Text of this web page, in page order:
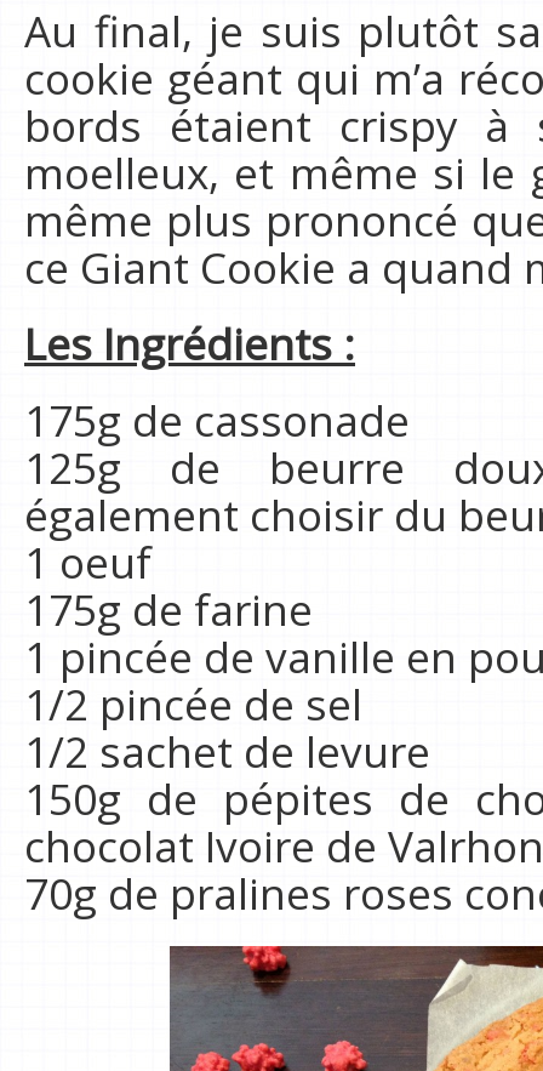
Au final, je suis plutôt
cookie géant qui m’a
bords étaient crispy
moelleux, et même si
même plus prononcé
ce Giant Cookie a
Les Ingrédients :
175g de cassonade
125g de beurre
également choisir du
1 oeuf
175g de farine
1 pincée de vanille en
1/2 pincée de sel
1/2 sachet de levure
150g de pépites de
chocolat Ivoire de
70g de pralines roses